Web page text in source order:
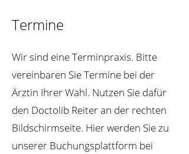
Termine
Wir sind eine Terminpraxis. Bitte
vereinbaren Sie Termine bei der
Ärztin Ihrer Wahl. Nutzen Sie dafür
den Doctolib Reiter an der rechten
Bildschirmseite. Hier werden Sie zu
unserer Buchungsplattform bei